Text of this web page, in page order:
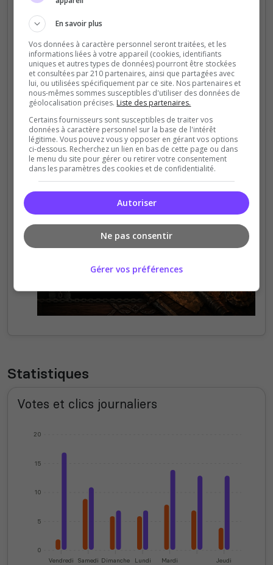
Statistiques
Votes et clics journaliers
0
5
10
15
20
Vendredi Samedi Dimanche Lundi Mardi Jeudi
En savoir plus
Vos données à caractère personnel seront traitées, et les
informations liées à votre appareil (cookies, identifiants
uniques et autres types de données) pourront être stockées
et consultées par 210 partenaires, ainsi que partagées avec
lui, ou utilisées spécifiquement par ce site. Nos partenaires et
nous-mêmes sommes susceptibles d'utiliser des données de
géolocalisation précises. Liste des partenaires.
Certains fournisseurs sont susceptibles de traiter vos
données à caractère personnel sur la base de l'intérêt
légitime. Vous pouvez vous y opposer en gérant vos options
ci-dessous. Recherchez un lien en bas de cette page ou dans
le menu du site pour gérer ou retirer votre consentement
dans les paramètres des cookies et de confidentialité.
Autoriser
Ne pas consentir
Gérer vos préférences